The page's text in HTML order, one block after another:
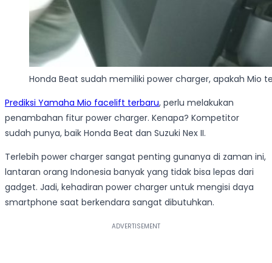
Honda Beat sudah memiliki power charger, apakah Mio
Prediksi Yamaha Mio facelift terbaru, perlu melakukan
penambahan fitur power charger. Kenapa? Kompetitor
sudah punya, baik Honda Beat dan Suzuki Nex II.
Terlebih power charger sangat penting gunanya di zaman ini,
lantaran orang Indonesia banyak yang tidak bisa lepas dari
gadget. Jadi, kehadiran power charger untuk mengisi daya
smartphone saat berkendara sangat dibutuhkan.